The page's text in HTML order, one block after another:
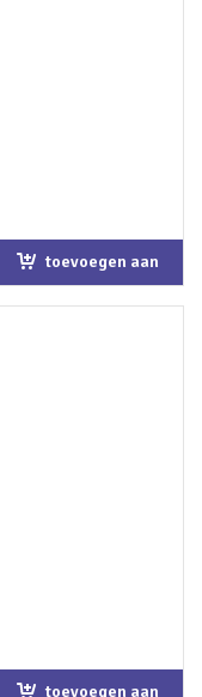
toevoegen aan
winkelwagen
toevoegen aan